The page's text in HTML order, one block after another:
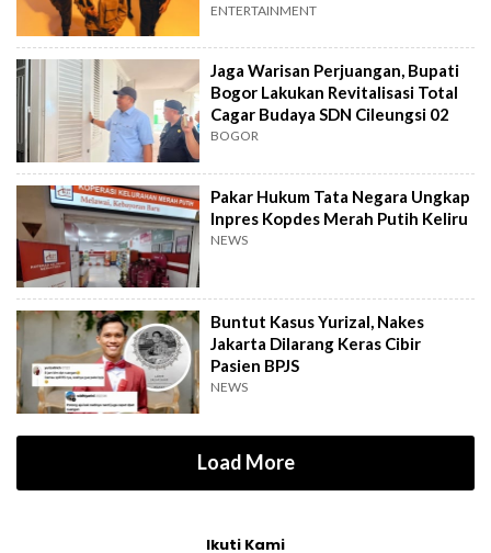
ENTERTAINMENT
Jaga Warisan Perjuangan, Bupati
Bogor Lakukan Revitalisasi Total
Cagar Budaya SDN Cileungsi 02
BOGOR
Pakar Hukum Tata Negara Ungkap
Inpres Kopdes Merah Putih Keliru
NEWS
Buntut Kasus Yurizal, Nakes
Jakarta Dilarang Keras Cibir
Pasien BPJS
NEWS
Load More
Ikuti Kami